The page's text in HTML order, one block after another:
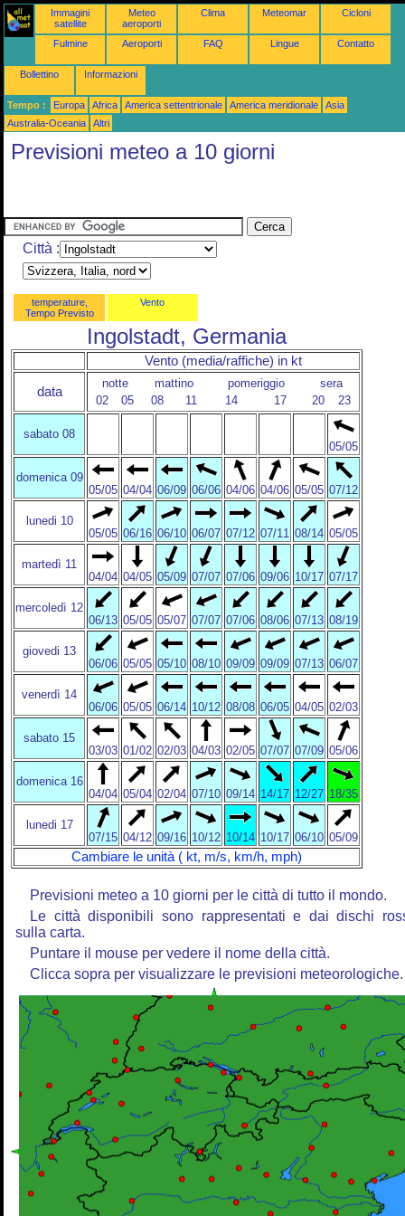
Immagini
satellite
Meteo
aeroporti
Clima Meteomar Cicloni
Fulmine Aeroporti FAQ Lingue Contatto
Bollettino Informazioni
Tempo : Europa Africa America settentrionale America meridionale
Asia
Australia-Oceania
Altri
Previsioni meteo a 10 giorni
Città :
temperature,
Tempo Previsto
Vento
Ingolstadt, Germania
Vento (media/raffiche) in kt
data
notte mattino pomeriggio
sera
02
05 08 11 14 17 20 23
sabato 08
05/05
domenica 09
05/05 04/04 06/09 06/06 04/06 04/06 05/05 07/12
lunedi 10
05/05 06/16 06/10 06/07 07/12 07/11 08/14 05/05
martedì 11
04/04 04/05 05/09 07/07 07/06 09/06 10/17 07/17
mercoledì 12
06/13 05/05 05/07 07/07 07/06 08/06 07/13 08/19
giovedi 13
06/06 05/05 05/10 08/10 09/09 09/09 07/13 06/07
venerdì 14
06/06 05/05 06/14 10/12 08/08 06/05 04/05 02/03
sabato 15
03/03 01/02 02/03 04/03 02/05 07/07 07/09 05/06
domenica 16
04/04 05/04 02/04 07/10 09/14 14/17 12/27 18/35
lunedi 17
07/15 04/12 09/16 10/12 10/14 10/17 06/10 05/09
Cambiare le unità ( kt, m/s, km/h, mph)
Previsioni meteo a 10 giorni per le città di tutto il mondo.
Le città disponibili sono rappresentati e dai dischi
sulla carta.
Puntare il mouse per vedere il nome della città.
Clicca sopra per visualizzare le previsioni meteorologiche.